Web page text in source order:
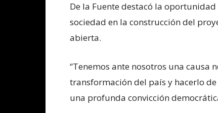
De la Fuente destacó la
sociedad en la construcción del
abierta.
“Tenemos ante nosotros una
transformación del país y hacerlo
una profunda convicción